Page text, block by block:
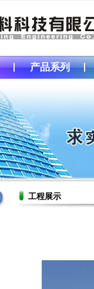
产品系列
工程展示